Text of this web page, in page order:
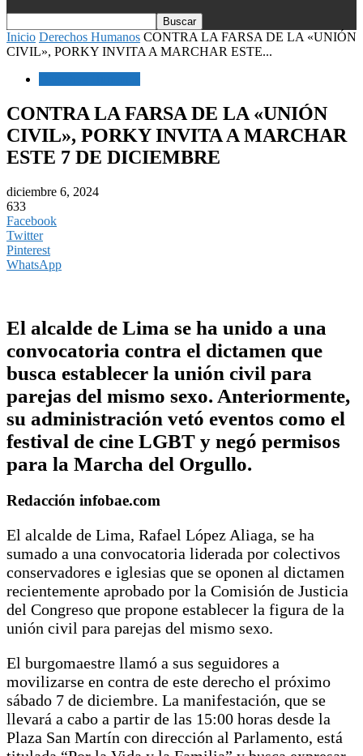
Inicio Derechos Humanos CONTRA LA FARSA DE LA «UNIÓN
CIVIL», PORKY INVITA A MARCHAR ESTE...
CONTRA LA FARSA DE LA «UNIÓN
CIVIL», PORKY INVITA A MARCHAR
ESTE 7 DE DICIEMBRE
diciembre 6, 2024
633
Facebook
Twitter
Pinterest
WhatsApp
El alcalde de Lima se ha unido a una
convocatoria contra el dictamen que
busca establecer la unión civil para
parejas del mismo sexo. Anteriormente,
su administración vetó eventos como el
festival de cine LGBT y negó permisos
para la Marcha del Orgullo.
Redacción infobae.com
El alcalde de Lima, Rafael López Aliaga, se ha
sumado a una convocatoria liderada por colectivos
conservadores e iglesias que se oponen al dictamen
recientemente aprobado por la Comisión de Justicia
del Congreso que propone establecer la figura de la
unión civil para parejas del mismo sexo.
El burgomaestre llamó a sus seguidores a
movilizarse en contra de este derecho el próximo
sábado 7 de diciembre. La manifestación, que se
llevará a cabo a partir de las 15:00 horas desde la
Plaza San Martín con dirección al Parlamento, está